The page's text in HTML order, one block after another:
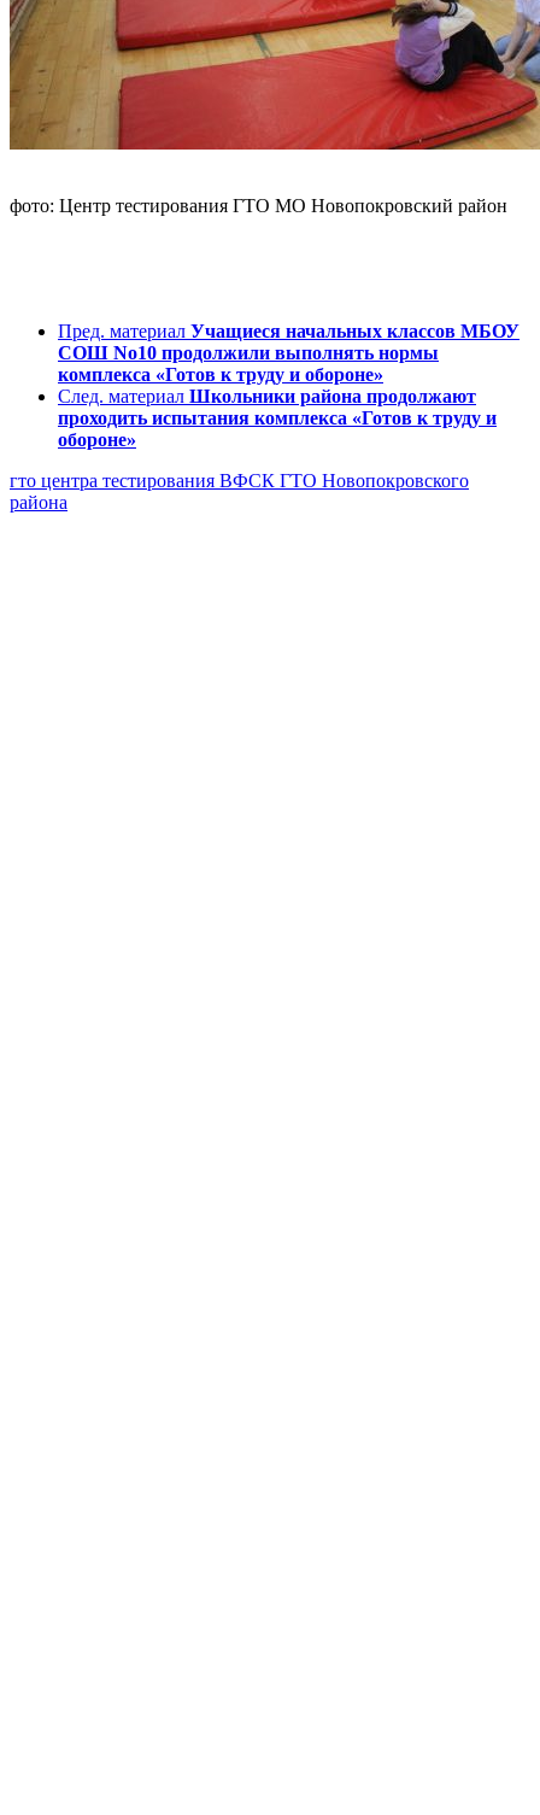
фото: Центр тестирования ГТО МО Новопокровский район
Пред. материал Учащиеся начальных классов МБОУ
СОШ No10 продолжили выполнять нормы
комплекса «Готов к труду и обороне»
След. материал Школьники района продолжают
проходить испытания комплекса «Готов к труду и
обороне»
гто центра тестирования ВФСК ГТО Новопокровского
района